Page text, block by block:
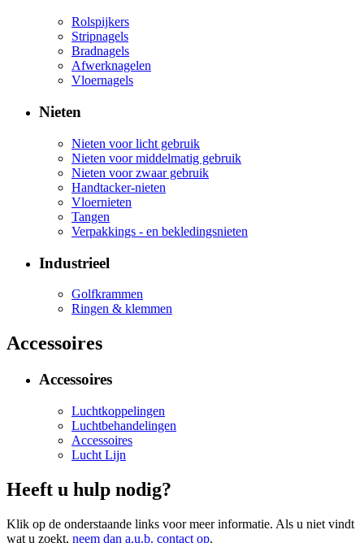
Rolspijkers
Stripnagels
Bradnagels
Afwerknagelen
Vloernagels
Nieten
Nieten voor licht gebruik
Nieten voor middelmatig gebruik
Nieten voor zwaar gebruik
Handtacker-nieten
Vloernieten
Tangen
Verpakkings - en bekledingsnieten
Industrieel
Golfkrammen
Ringen & klemmen
Accessoires
Accessoires
Luchtkoppelingen
Luchtbehandelingen
Accessoires
Lucht Lijn
Heeft u hulp nodig?
Klik op de onderstaande links voor meer informatie. Als u niet vindt
wat u zoekt, neem dan a.u.b. contact op.